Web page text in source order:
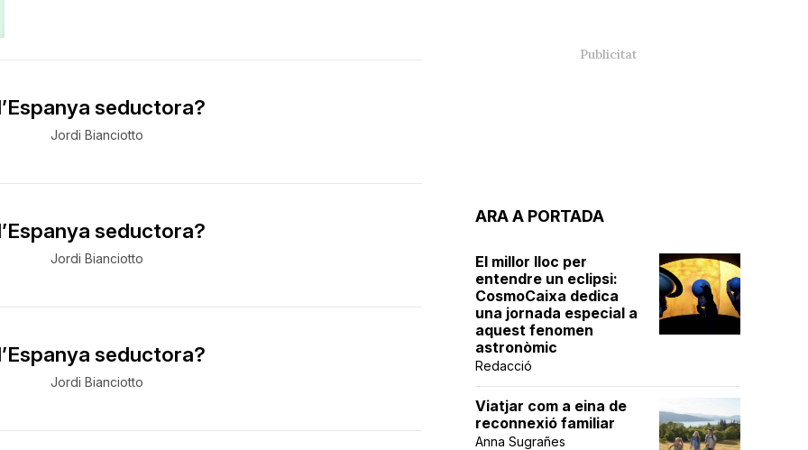
seductora?
Jordi Bianciotto
seductora?
Jordi Bianciotto
seductora?
Jordi Bianciotto
ARA A PORTADA
El millor lloc per
entendre un eclipsi:
CosmoCaixa dedica
una jornada especial a
aquest fenomen
astronòmic
Redacció
Viatjar com a eina de
reconnexió familiar
Anna Sugrañes